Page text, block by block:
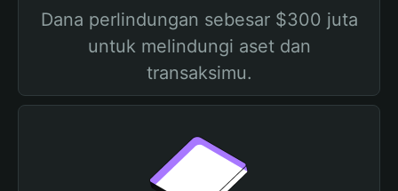
Dana perlindungan sebesar $300 juta
untuk melindungi aset dan
transaksimu.